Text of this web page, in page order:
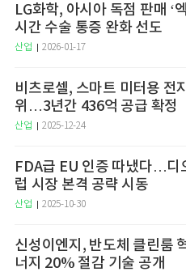
LG화학, 아시아 독점 판매 ‘
시간 수술 통증 완화 선도
산업 2026-01-17
비츠로셀, 스마트 미터용 전
위…3년간 436억 공급 확정
산업 2025-12-24
FDA급 EU 인증 따냈다…디
럽 시장 본격 공략 시동
산업 2025-10-30
신성이엔지, 반도체 클린룸
너지 20% 절감 기술 공개